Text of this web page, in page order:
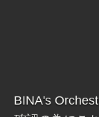
BINA's